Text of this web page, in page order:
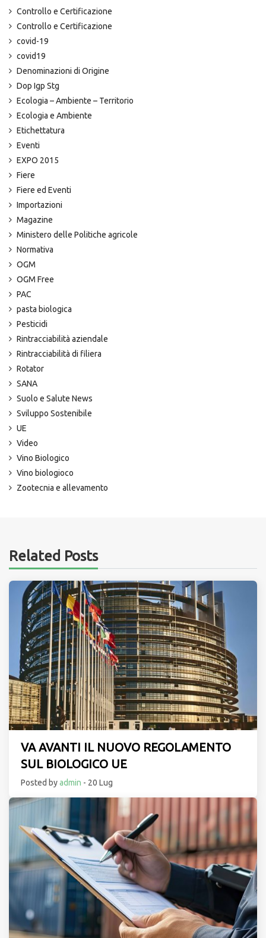
Controllo e Certificazione
Controllo e Certificazione
covid-19
covid19
Denominazioni di Origine
Dop Igp Stg
Ecologia – Ambiente – Territorio
Ecologia e Ambiente
Etichettatura
Eventi
EXPO 2015
Fiere
Fiere ed Eventi
Importazioni
Magazine
Ministero delle Politiche agricole
Normativa
OGM
OGM Free
PAC
pasta biologica
Pesticidi
Rintracciabilità aziendale
Rintracciabilità di filiera
Rotator
SANA
Suolo e Salute News
Sviluppo Sostenibile
UE
Video
Vino Biologico
Vino biologioco
Zootecnia e allevamento
Related Posts
VA AVANTI IL NUOVO REGOLAMENTO
SUL BIOLOGICO UE
Posted byadmin - 20 Lug